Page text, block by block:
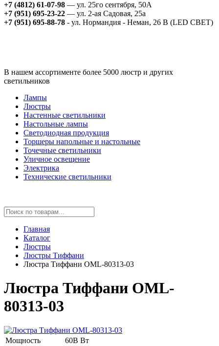
+7 (4812) 61-07-98 — ул. 25го сентября, 50А
+7 (951) 695-23-22 — ул. 2-ая Садовая, 25а
+7 (951) 695-88-78 - ул. Нормандия - Неман, 26 В (LED СВЕТ)
В нашем ассортименте более 5000 люстр и других
светильников
Лампы
Люстры
Настенные светильники
Настольные лампы
Светодиодная продукция
Торшеры напольные и настольные
Точечные светильники
Уличное освещение
Электрика
Технические светильники
Главная
Каталог
Люстры
Люстры Тиффани
Люстра Тиффани OML-80313-03
Люстра Тиффани OML-
80313-03
Мощность
60В Вт